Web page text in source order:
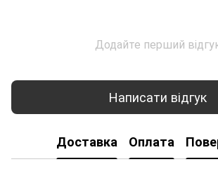
Додайте перший
Написати відгук
Доставка Оплата